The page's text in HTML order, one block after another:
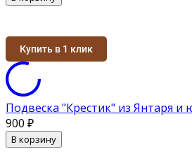
Купить в 1 клик
Подвеска "Крестик" из Янтаря и
900 ₽
В корзину